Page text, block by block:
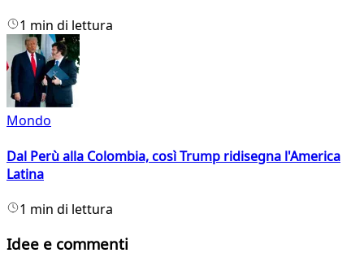
1 min di lettura
Mondo
Dal Perù alla Colombia, così Trump ridisegna l'America
Latina
1 min di lettura
Idee e commenti